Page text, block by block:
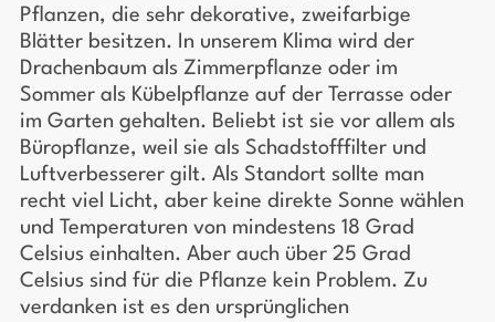
Pflanzen, die sehr dekorative, zweifarbige
Blätter besitzen. In unserem Klima wird der
Drachenbaum als Zimmerpflanze oder im
Sommer als Kübelpflanze auf der Terrasse oder
im Garten gehalten. Beliebt ist sie vor allem als
Büropflanze, weil sie als Schadstofffilter und
Luftverbesserer gilt. Als Standort sollte man
recht viel Licht, aber keine direkte Sonne wählen
und Temperaturen von mindestens 18 Grad
Celsius einhalten. Aber auch über 25 Grad
Celsius sind für die Pflanze kein Problem. Zu
verdanken ist es den ursprünglichen